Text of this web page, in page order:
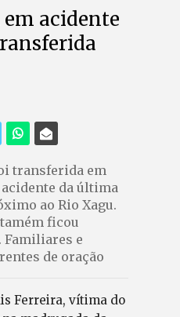
acidente
transferida em
da última
ao Rio Xagu.
ficou
Familiares e
de oração
Ferreira, vítima do